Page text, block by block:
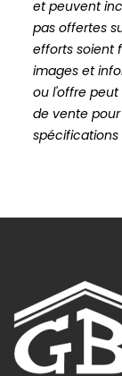
et peuvent
pas offertes
efforts soient
images et
ou l'offre
de vente
spécifications